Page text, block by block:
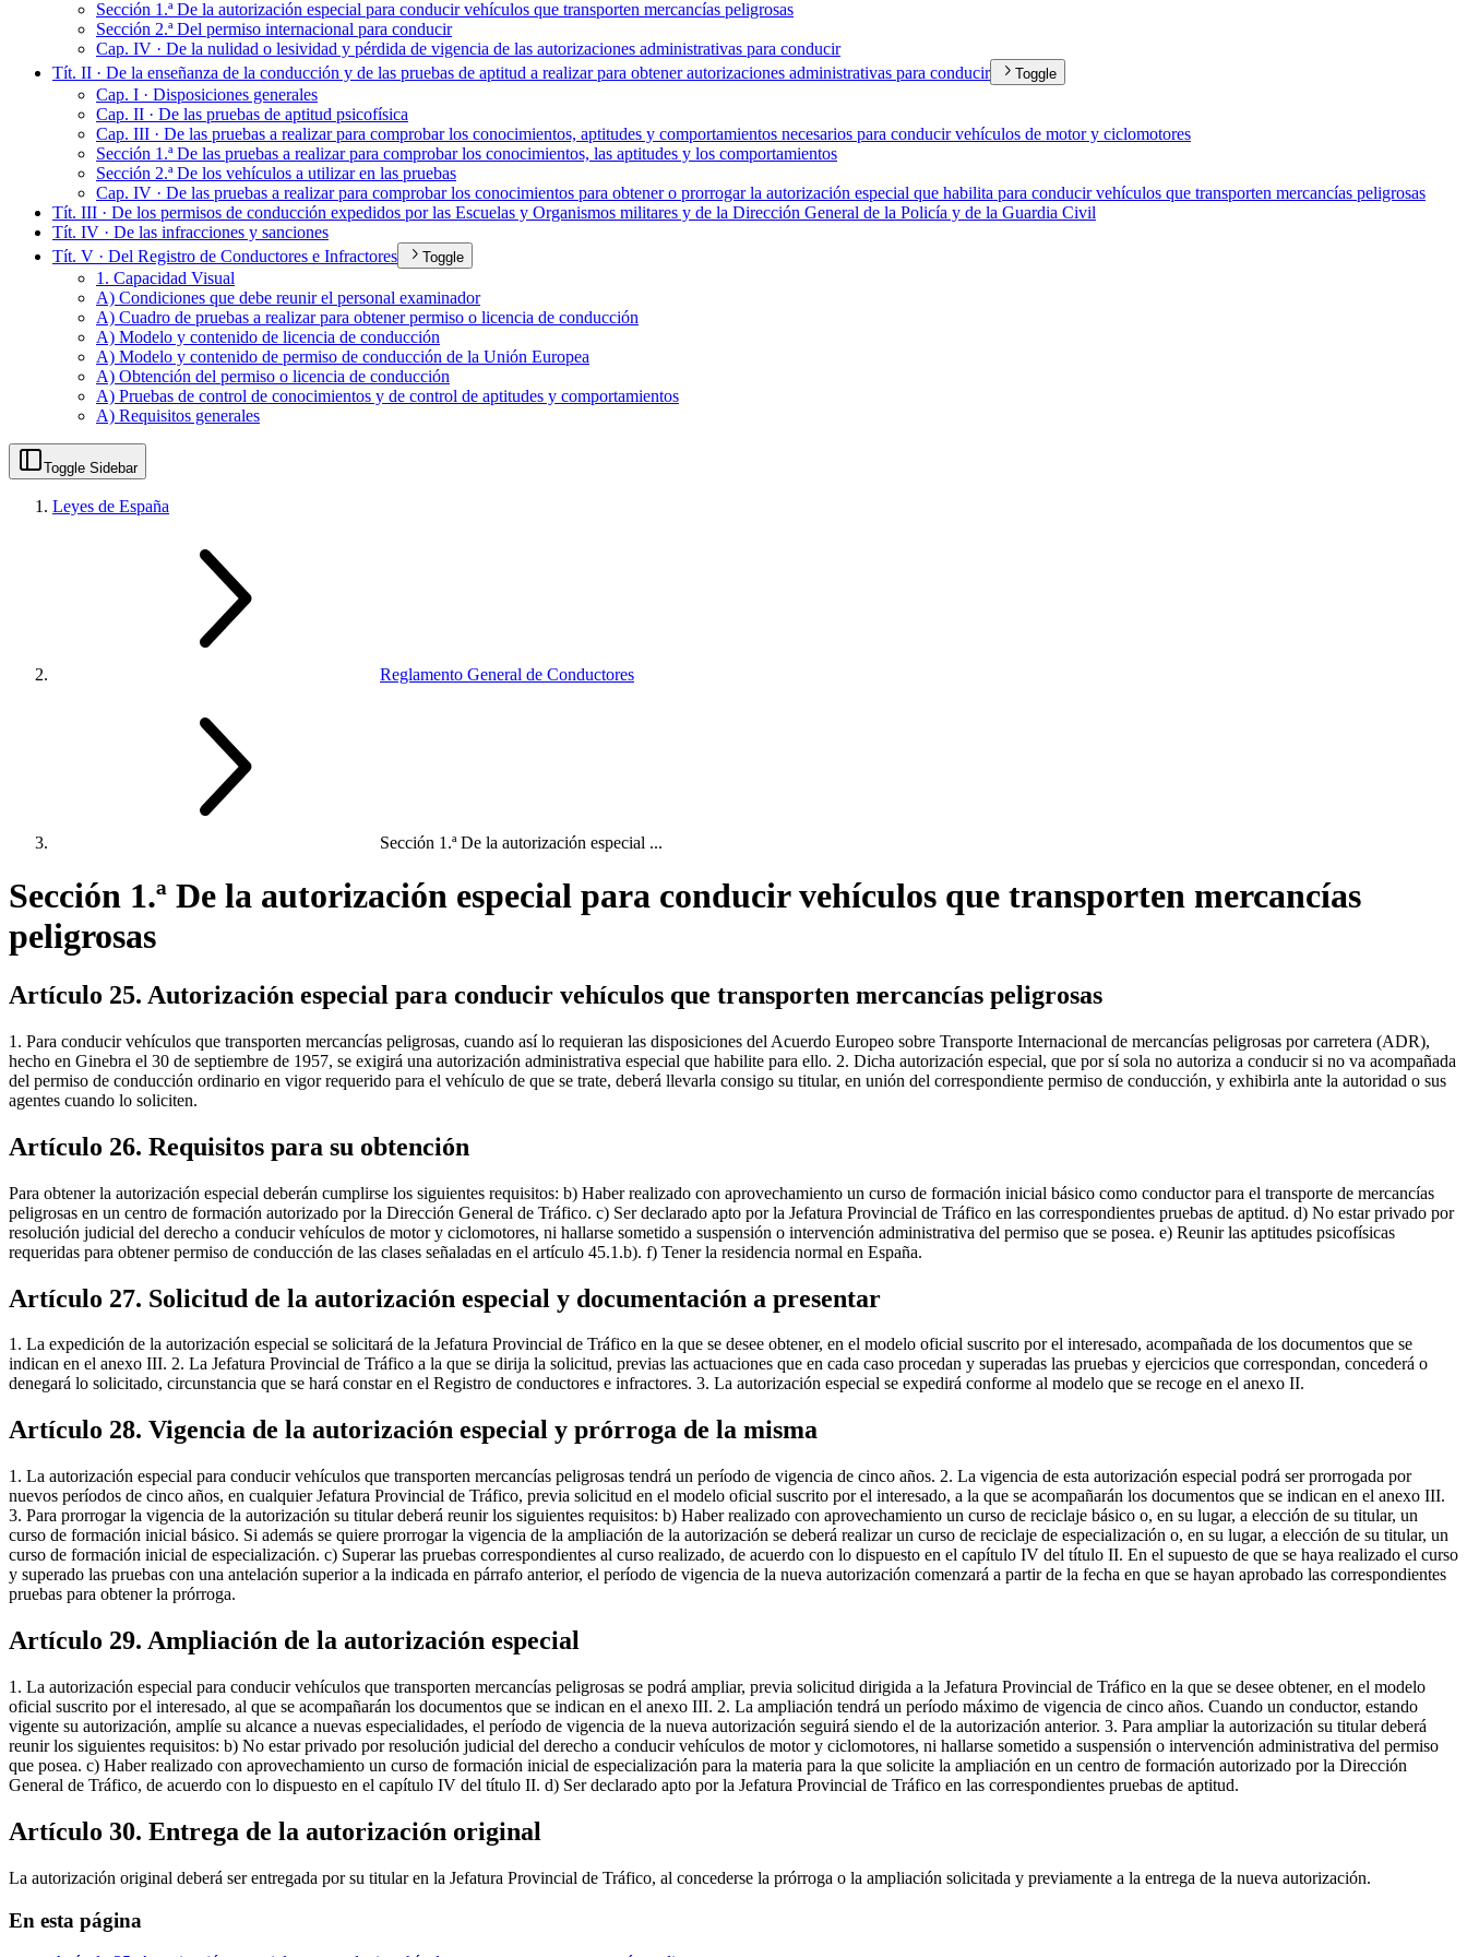
Sección 1.ª De la autorización especial para conducir vehículos que transporten mercancías peligrosas
Sección 2.ª Del permiso internacional para conducir
Cap. IV · De la nulidad o lesividad y pérdida de vigencia de las autorizaciones administrativas para conducir
Tít. II · De la enseñanza de la conducción y de las pruebas de aptitud a realizar para obtener autorizaciones administrativas para conducir
Toggle
Cap. I · Disposiciones generales
Cap. II · De las pruebas de aptitud psicofísica
Cap. III · De las pruebas a realizar para comprobar los conocimientos, aptitudes y comportamientos necesarios para conducir vehículos de motor y ciclomotores
Sección 1.ª De las pruebas a realizar para comprobar los conocimientos, las aptitudes y los comportamientos
Sección 2.ª De los vehículos a utilizar en las pruebas
Cap. IV · De las pruebas a realizar para comprobar los conocimientos para obtener o prorrogar la autorización especial que habilita para conducir vehículos que transporten mercancías peligrosas
Tít. III · De los permisos de conducción expedidos por las Escuelas y Organismos militares y de la Dirección General de la Policía y de la Guardia Civil
Tít. IV · De las infracciones y sanciones
Tít. V · Del Registro de Conductores e Infractores
Toggle
1. Capacidad Visual
A) Condiciones que debe reunir el personal examinador
A) Cuadro de pruebas a realizar para obtener permiso o licencia de conducción
A) Modelo y contenido de licencia de conducción
A) Modelo y contenido de permiso de conducción de la Unión Europea
A) Obtención del permiso o licencia de conducción
A) Pruebas de control de conocimientos y de control de aptitudes y comportamientos
A) Requisitos generales
Toggle Sidebar
Leyes de España
Reglamento General de Conductores
Sección 1.ª De la autorización especial ...
Sección 1.ª De la autorización especial para conducir vehículos que transporten mercancías
peligrosas
Artículo 25. Autorización especial para conducir vehículos que transporten mercancías peligrosas
1. Para conducir vehículos que transporten mercancías peligrosas, cuando así lo requieran las disposiciones del Acuerdo Europeo sobre Transporte Internacional de mercancías peligrosas por carretera (ADR),
hecho en Ginebra el 30 de septiembre de 1957, se exigirá una autorización administrativa especial que habilite para ello. 2. Dicha autorización especial, que por sí sola no autoriza a conducir si no va acompañada
del permiso de conducción ordinario en vigor requerido para el vehículo de que se trate, deberá llevarla consigo su titular, en unión del correspondiente permiso de conducción, y exhibirla ante la autoridad o sus
agentes cuando lo soliciten.
Artículo 26. Requisitos para su obtención
Para obtener la autorización especial deberán cumplirse los siguientes requisitos: b) Haber realizado con aprovechamiento un curso de formación inicial básico como conductor para el transporte de mercancías
peligrosas en un centro de formación autorizado por la Dirección General de Tráfico. c) Ser declarado apto por la Jefatura Provincial de Tráfico en las correspondientes pruebas de aptitud. d) No estar privado por
resolución judicial del derecho a conducir vehículos de motor y ciclomotores, ni hallarse sometido a suspensión o intervención administrativa del permiso que se posea. e) Reunir las aptitudes psicofísicas
requeridas para obtener permiso de conducción de las clases señaladas en el artículo 45.1.b). f) Tener la residencia normal en España.
Artículo 27. Solicitud de la autorización especial y documentación a presentar
1. La expedición de la autorización especial se solicitará de la Jefatura Provincial de Tráfico en la que se desee obtener, en el modelo oficial suscrito por el interesado, acompañada de los documentos que se
indican en el anexo III. 2. La Jefatura Provincial de Tráfico a la que se dirija la solicitud, previas las actuaciones que en cada caso procedan y superadas las pruebas y ejercicios que correspondan, concederá o
denegará lo solicitado, circunstancia que se hará constar en el Registro de conductores e infractores. 3. La autorización especial se expedirá conforme al modelo que se recoge en el anexo II.
Artículo 28. Vigencia de la autorización especial y prórroga de la misma
1. La autorización especial para conducir vehículos que transporten mercancías peligrosas tendrá un período de vigencia de cinco años. 2. La vigencia de esta autorización especial podrá ser prorrogada por
nuevos períodos de cinco años, en cualquier Jefatura Provincial de Tráfico, previa solicitud en el modelo oficial suscrito por el interesado, a la que se acompañarán los documentos que se indican en el anexo III.
3. Para prorrogar la vigencia de la autorización su titular deberá reunir los siguientes requisitos: b) Haber realizado con aprovechamiento un curso de reciclaje básico o, en su lugar, a elección de su titular, un
curso de formación inicial básico. Si además se quiere prorrogar la vigencia de la ampliación de la autorización se deberá realizar un curso de reciclaje de especialización o, en su lugar, a elección de su titular, un
curso de formación inicial de especialización. c) Superar las pruebas correspondientes al curso realizado, de acuerdo con lo dispuesto en el capítulo IV del título II. En el supuesto de que se haya realizado el curso
y superado las pruebas con una antelación superior a la indicada en párrafo anterior, el período de vigencia de la nueva autorización comenzará a partir de la fecha en que se hayan aprobado las correspondientes
pruebas para obtener la prórroga.
Artículo 29. Ampliación de la autorización especial
1. La autorización especial para conducir vehículos que transporten mercancías peligrosas se podrá ampliar, previa solicitud dirigida a la Jefatura Provincial de Tráfico en la que se desee obtener, en el modelo
oficial suscrito por el interesado, al que se acompañarán los documentos que se indican en el anexo III. 2. La ampliación tendrá un período máximo de vigencia de cinco años. Cuando un conductor, estando
vigente su autorización, amplíe su alcance a nuevas especialidades, el período de vigencia de la nueva autorización seguirá siendo el de la autorización anterior. 3. Para ampliar la autorización su titular deberá
reunir los siguientes requisitos: b) No estar privado por resolución judicial del derecho a conducir vehículos de motor y ciclomotores, ni hallarse sometido a suspensión o intervención administrativa del permiso
que posea. c) Haber realizado con aprovechamiento un curso de formación inicial de especialización para la materia para la que solicite la ampliación en un centro de formación autorizado por la Dirección
General de Tráfico, de acuerdo con lo dispuesto en el capítulo IV del título II. d) Ser declarado apto por la Jefatura Provincial de Tráfico en las correspondientes pruebas de aptitud.
Artículo 30. Entrega de la autorización original
La autorización original deberá ser entregada por su titular en la Jefatura Provincial de Tráfico, al concederse la prórroga o la ampliación solicitada y previamente a la entrega de la nueva autorización.
En esta página